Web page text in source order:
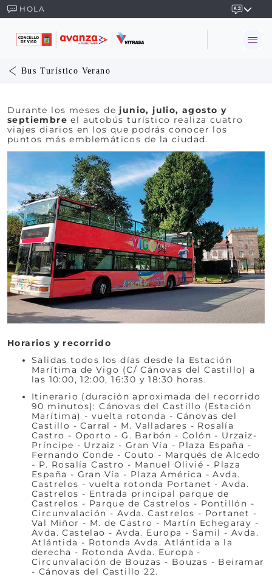
HOLA
Bus Turístico Verano
Durante los meses de junio, julio, agosto y
septiembreel autobús turístico realiza cuatro
viajes diarios en los que podrás conocer los
puntos más emblemáticos de la ciudad.
Horarios y recorrido
Salidas todos los días desde la Estación
Marítima de Vigo (C/ Cánovas del Castillo) a
las 10:00, 12:00, 16:30 y 18:30 horas.
Itinerario (duración aproximada del recorrido
90 minutos): Cánovas del Castillo (Estación
Marítima) - vuelta rotonda - Cánovas del
Castillo - Carral - M. Valladares - Rosalía
Castro - Oporto - G. Barbón - Colón - Urzaiz-
Príncipe - Urzaiz - Gran Vía - Plaza España -
Fernando Conde - Couto - Marqués de Alcedo
- P. Rosalía Castro - Manuel Olivié - Plaza
España - Gran Vía - Plaza América - Avda.
Castrelos - vuelta rotonda Portanet - Avda.
Castrelos - Entrada principal parque de
Castrelos - Parque de Castrelos - Pontillón -
Circunvalación - Avda. Castrelos - Portanet -
Val Miñor - M. de Castro - Martín Echegaray -
Avda. Castelao - Avda. Europa - Samil - Avda.
Atlántida - Rotonda Avda. Atlántida a la
derecha - Rotonda Avda. Europa -
Circunvalación de Bouzas - Bouzas - Beiramar
- Cánovas del Castillo 22.